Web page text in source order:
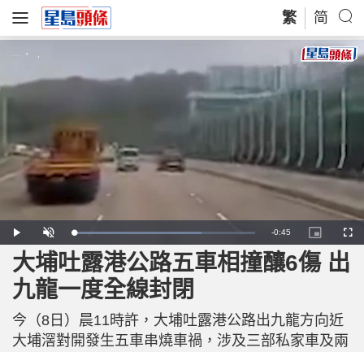
繁 简
P
l
y
U
n
m
u
t
e
L
o
a
d
e
d
:
7
0
3
%
R
e
i
-0:45
P
i
c
t
u
-
P
i
c
F
u
l
l
大埔吐露港公路五車相撞釀6傷 出
九龍一度全線封閉
今（8日）晨11時許，大埔吐露港公路出九龍方向近
大埔滘對開發生五車串燒車禍，涉及三部私家車及兩